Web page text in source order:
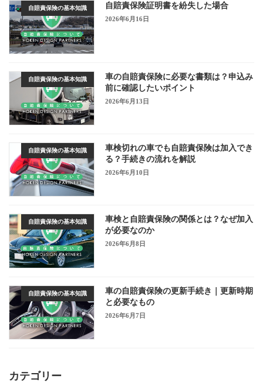
自賠責保険の基本知識 自賠責保険証明書を紛失した場合
2026年6月16日
自賠責保険の基本知識
車の自賠責保険に必要な書類は？申込み
前に確認したいポイント
2026年6月13日
自賠責保険の基本知識
車検切れの車でも自賠責保険は加入でき
る？手続きの流れを解説
2026年6月10日
自賠責保険の基本知識
車検と自賠責保険の関係とは？なぜ加入
が必要なのか
2026年6月8日
自賠責保険の基本知識
車の自賠責保険の更新手続き｜更新時期
と必要なもの
2026年6月7日
カテゴリー